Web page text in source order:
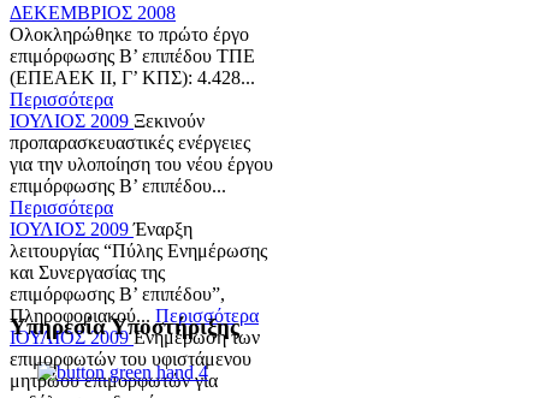
ΔΕΚΕΜΒΡΙΟΣ 2008
Ολοκληρώθηκε το πρώτο έργο
επιμόρφωσης Β’ επιπέδου ΤΠΕ
(ΕΠΕΑΕΚ ΙΙ, Γ’ ΚΠΣ): 4.428...
Περισσότερα
ΙΟΥΛΙΟΣ 2009 Ξεκινούν
προπαρασκευαστικές ενέργειες
για την υλοποίηση του νέου έργου
επιμόρφωσης Β’ επιπέδου...
Περισσότερα
ΙΟΥΛΙΟΣ 2009Έναρξη
λειτουργίας “Πύλης Ενημέρωσης
και Συνεργασίας της
επιμόρφωσης Β’ επιπέδου”,
Πληροφοριακού... Περισσότερα
ΙΟΥΛΙΟΣ 2009Ενημέρωση των
επιμορφωτών του υφιστάμενου
μητρώου επιμορφωτών για
Υπηρεσία Υποστήριξης